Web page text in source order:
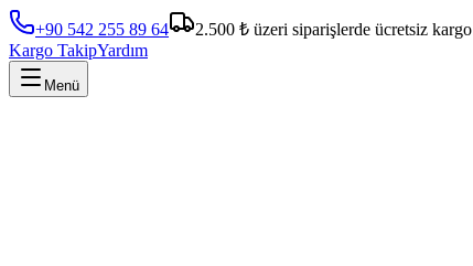
+90 542 255 89 64
2.500 ₺ üzeri siparişlerde ücretsiz kargo
Kargo TakipYardım
Menü